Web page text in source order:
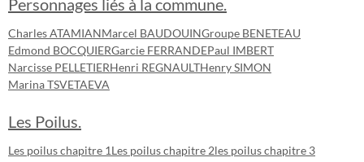
Personnages liés à la commune.
Charles ATAMIANMarcel BAUDOUINGroupe BENETEAU
Edmond BOCQUIERGarcie FERRANDEPaul IMBERT
Narcisse PELLETIERHenri REGNAULTHenry SIMON
Marina TSVETAEVA
Les Poilus.
Les poilus chapitre 1Les poilus chapitre 2les poilus chapitre 3